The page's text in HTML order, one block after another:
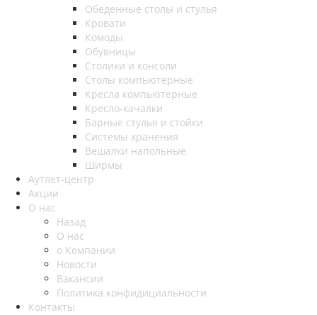
Обеденные столы и стулья
Кровати
Комоды
Обувницы
Столики и консоли
Столы компьютерные
Кресла компьютерные
Кресло-качалки
Барные стулья и стойки
Системы хранения
Вешалки напольные
Ширмы
Аутлет-центр
Акции
О нас
Назад
О нас
о Компании
Новости
Вакансии
Политика конфидициальности
Контакты